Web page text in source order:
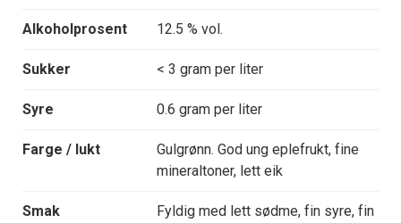
Alkoholprosent 12.5 % vol.
Sukker < 3 gram per liter
Syre 0.6 gram per liter
Farge / lukt
Gulgrønn. God ung eplefrukt, fine
mineraltoner, lett eik
Smak
Fyldig med lett sødme, fin syre, fin